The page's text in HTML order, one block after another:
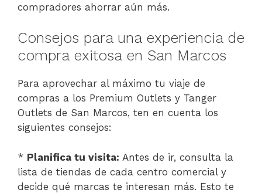
compradores ahorrar aún más.
Consejos para una experiencia de
compra exitosa en San Marcos
Para aprovechar al máximo tu viaje de
compras a los Premium Outlets y Tanger
Outlets de San Marcos, ten en cuenta los
siguientes consejos:
* Planifica tu visita: Antes de ir, consulta la
lista de tiendas de cada centro comercial y
decide qué marcas te interesan más. Esto te